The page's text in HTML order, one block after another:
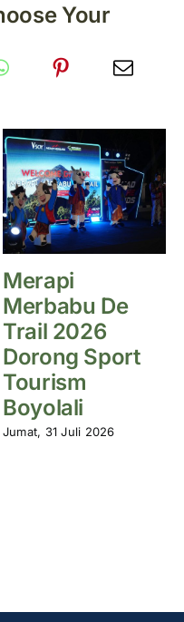
Your
Merapi
Merbabu De
Trail 2026
Dorong Sport
Tourism
Boyolali
Jumat, 31 Juli 2026